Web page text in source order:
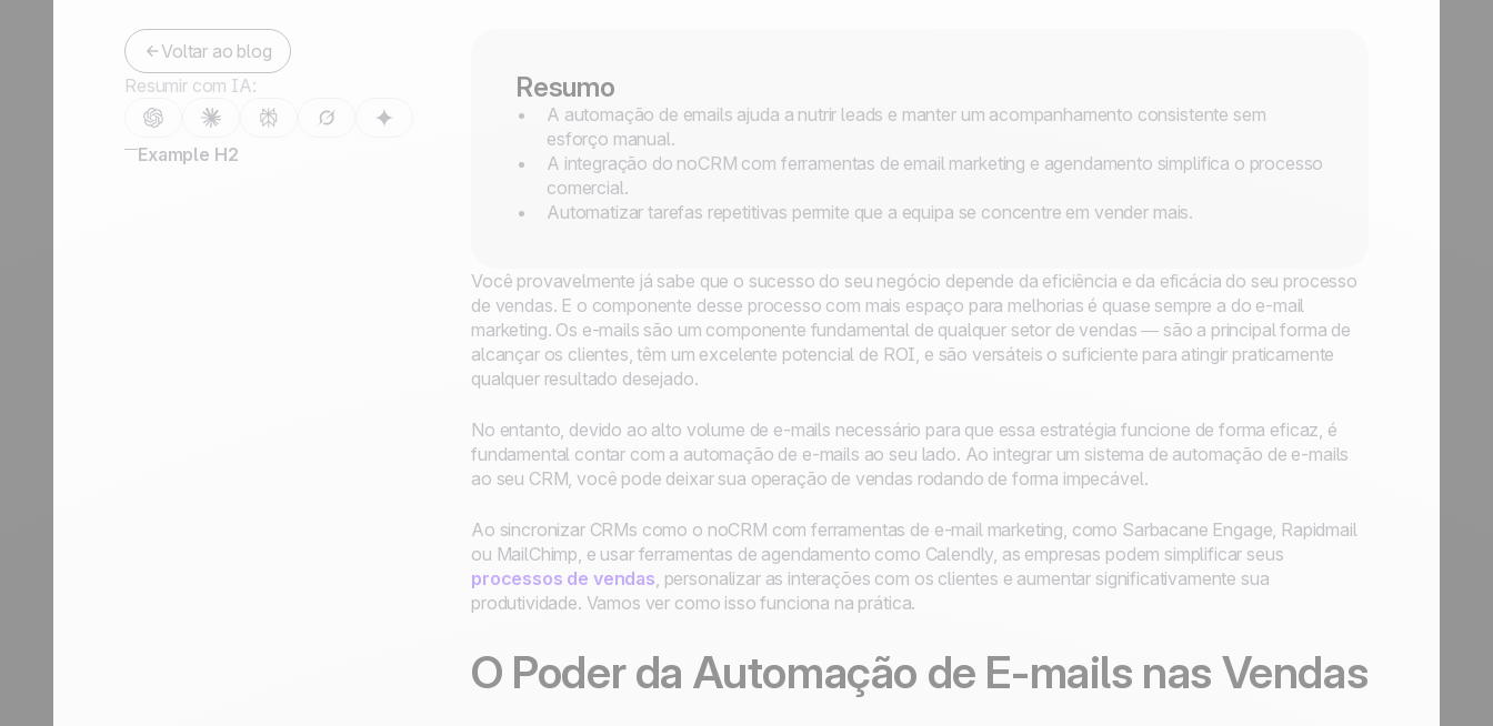
Tornar-se parceiro
Voltar ao blog
Resumir com IA:
Example H2
Resumo
A automação de emails ajuda a nutrir leads e manter um acompanhamento consistente sem
esforço manual.
A integração do noCRM com ferramentas de email marketing e agendamento simplifica o processo
comercial.
Automatizar tarefas repetitivas permite que a equipa se concentre em vender mais.
Você provavelmente já sabe que o sucesso do seu negócio depende da eficiência e da eficácia do seu processo
de vendas. E o componente desse processo com mais espaço para melhorias é quase sempre a do e-mail
marketing. Os e-mails são um componente fundamental de qualquer setor de vendas — são a principal forma de
alcançar os clientes, têm um excelente potencial de ROI, e são versáteis o suficiente para atingir praticamente
qualquer resultado desejado.
No entanto, devido ao alto volume de e-mails necessário para que essa estratégia funcione de forma eficaz, é
fundamental contar com a automação de e-mails ao seu lado. Ao integrar um sistema de automação de e-mails
ao seu CRM, você pode deixar sua operação de vendas rodando de forma impecável.
Ao sincronizar CRMs como o noCRM com ferramentas de e-mail marketing, como Sarbacane Engage, Rapidmail
ou MailChimp, e usar ferramentas de agendamento como Calendly, as empresas podem simplificar seus
processos de vendas, personalizar as interações com os clientes e aumentar significativamente sua
produtividade. Vamos ver como isso funciona na prática.
O Poder da Automação de E-mails nas Vendas